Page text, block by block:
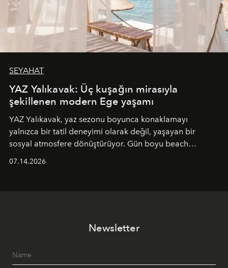
SEYAHAT
YAZ Yalıkavak: Üç kuşağın mirasıyla
şekillenen modern Ege yaşamı
YAZ Yalıkavak, yaz sezonu boyunca konaklamayı
yalnızca bir tatil deneyimi olarak değil, yaşayan bir
sosyal atmosfere dönüştürüyor. Gün boyu beach
geceye taşıyarak her hafta farklı bir deneyim sunuyor.
07.14.2026
Newsletter